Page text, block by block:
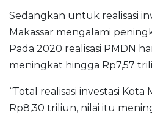
Sedangkan untuk realisasi
Makassar mengalami
Pada 2020 realisasi PMDN
meningkat hingga Rp7,57
“Total realisasi investasi Kota
Rp8,30 triliun, nilai itu